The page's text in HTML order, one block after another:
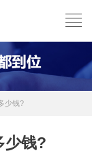
少钱?
少钱?